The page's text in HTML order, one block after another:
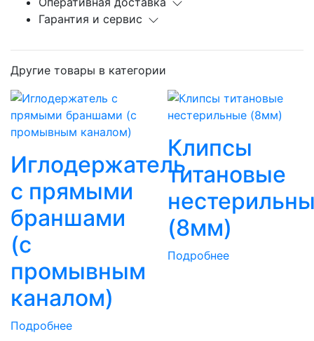
Гарантия и сервис
Другие товары в категории
Иглодержатель
с прямыми
браншами
(с
промывным
каналом)
Подробнее
Клипсы
титановые
(8мм)
Подробнее